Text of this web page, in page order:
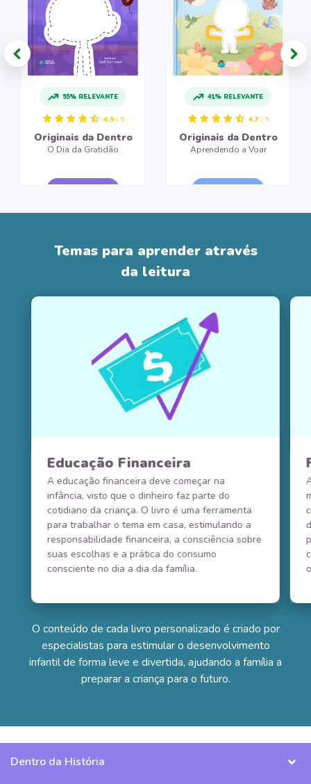
55% RELEVANTE
4.9 / 5
Originais da Dentro
O Dia da Gratidão
41% RELEVANTE
4.7 / 5
Originais da Dentro
Aprendendo a Voar
Temas para aprender através
da leitura
Educação Financeira
A educação financeira deve começar na
infância, visto que o dinheiro faz parte do
cotidiano da criança. O livro é uma ferramenta
para trabalhar o tema em casa, estimulando a
responsabilidade financeira, a consciência sobre
suas escolhas e a prática do consumo
consciente no dia a dia da família.
O conteúdo de cada livro personalizado é criado por
especialistas para estimular o desenvolvimento
infantil de forma leve e divertida, ajudando a família a
preparar a criança para o futuro.
Dentro da História